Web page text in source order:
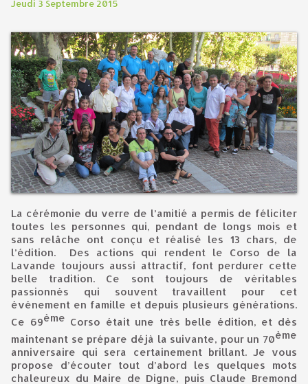
Jeudi 3 Septembre 2015
La cérémonie du verre de l’amitié a permis de féliciter
toutes les personnes qui, pendant de longs mois et
sans relâche ont conçu et réalisé les 13 chars, de
l’édition. Des actions qui rendent le Corso de la
Lavande toujours aussi attractif, font perdurer cette
belle tradition. Ce sont toujours de véritables
passionnés qui souvent travaillent pour cet
événement en famille et depuis plusieurs générations.
Ce 69ème Corso était une très belle édition, et dès
maintenant se prépare déjà la suivante, pour un 70ème
anniversaire qui sera certainement brillant. Je vous
propose d’écouter tout d’abord les quelques mots
chaleureux du Maire de Digne, puis Claude Bremond